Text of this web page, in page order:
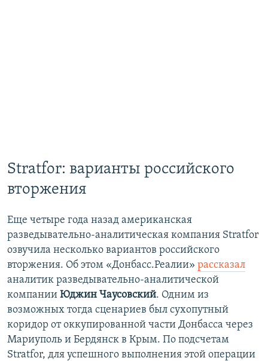
Stratfor: варианты российского
вторжения
Еще четыре года назад американская
разведывательно-аналитическая компания Stratfor
озвучила несколько вариантов российского
вторжения. Об этом «Донбасс.Реалии» рассказал
аналитик разведывательно-аналитической
компании Юджин Чаусовский. Одним из
возможных тогда сценариев был сухопутный
коридор от оккупированной части Донбасса через
Мариуполь и Бердянск в Крым. По подсчетам
Stratfor, для успешного выполнения этой операции